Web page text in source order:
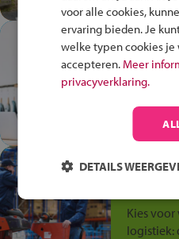
In de
plek!
Ontdek
op de
anders is!
Jouw
Kies voor
logistiek:
voor alle cookies,
ervaring bieden. Je
welke typen cookies
accepteren. Meer
privacyverklaring.
DETAILS